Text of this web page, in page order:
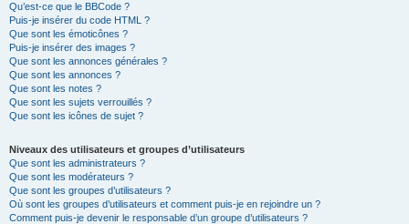
Qu’est-ce que le BBCode ?
Puis-je insérer du code HTML ?
Que sont les émoticônes ?
Puis-je insérer des images ?
Que sont les annonces générales ?
Que sont les annonces ?
Que sont les notes ?
Que sont les sujets verrouillés ?
Que sont les icônes de sujet ?
Niveaux des utilisateurs et groupes d’utilisateurs
Que sont les administrateurs ?
Que sont les modérateurs ?
Que sont les groupes d’utilisateurs ?
Où sont les groupes d’utilisateurs et comment puis-je en rejoindre un ?
Comment puis-je devenir le responsable d’un groupe d’utilisateurs ?